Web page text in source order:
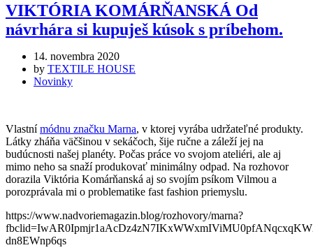
VIKTÓRIA KOMÁRŇANSKÁ Od
návrhára si kupuješ kúsok s príbehom.
14. novembra 2020
by TEXTILE HOUSE
Novinky
Vlastnímódnu značku Marna, v ktorej vyrába udržateľné produkty.
Látky zháňa väčšinou v sekáčoch, šije ručne a záleží jej na
budúcnosti našej planéty. Počas práce vo svojom ateliéri, ale aj
mimo neho sa snaží produkovať minimálny odpad. Na rozhovor
dorazila Viktória Komárňanská aj so svojím psíkom Vilmou a
porozprávala mi o problematike fast fashion priemyslu.
https://www.nadvoriemagazin.blog/rozhovory/marna?
dn8EWnp6qs